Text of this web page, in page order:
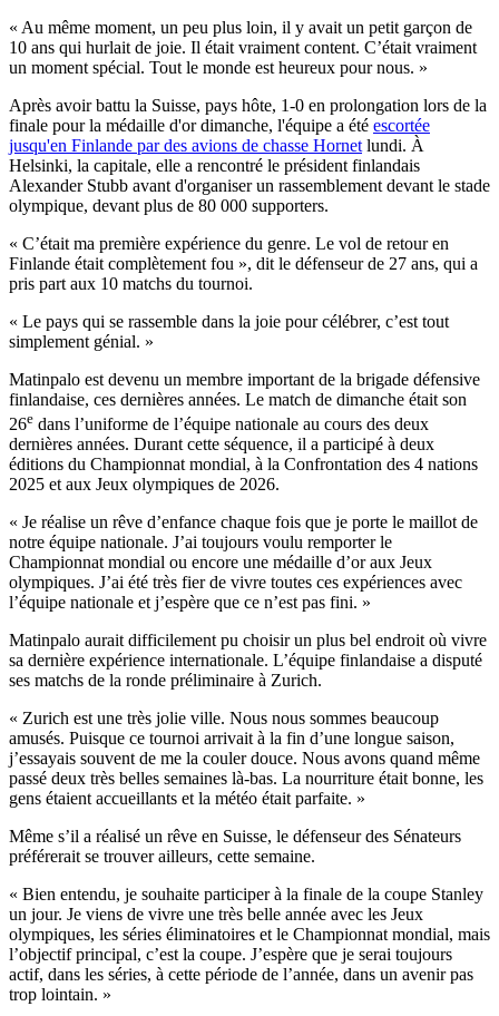
« Au même moment, un peu plus loin, il y avait un petit garçon de
10 ans qui hurlait de joie. Il était vraiment content. C’était vraiment
un moment spécial. Tout le monde est heureux pour nous. »
Après avoir battu la Suisse, pays hôte, 1-0 en prolongation lors de la
finale pour la médaille d'or dimanche, l'équipe a été escortée
jusqu'en Finlande par des avions de chasse Hornet lundi. À
Helsinki, la capitale, elle a rencontré le président finlandais
Alexander Stubb avant d'organiser un rassemblement devant le stade
olympique, devant plus de 80 000 supporters.
« C’était ma première expérience du genre. Le vol de retour en
Finlande était complètement fou », dit le défenseur de 27 ans, qui a
pris part aux 10 matchs du tournoi.
« Le pays qui se rassemble dans la joie pour célébrer, c’est tout
simplement génial. »
Matinpalo est devenu un membre important de la brigade défensive
finlandaise, ces dernières années. Le match de dimanche était son
26e dans l’uniforme de l’équipe nationale au cours des deux
dernières années. Durant cette séquence, il a participé à deux
éditions du Championnat mondial, à la Confrontation des 4 nations
2025 et aux Jeux olympiques de 2026.
« Je réalise un rêve d’enfance chaque fois que je porte le maillot de
notre équipe nationale. J’ai toujours voulu remporter le
Championnat mondial ou encore une médaille d’or aux Jeux
olympiques. J’ai été très fier de vivre toutes ces expériences avec
l’équipe nationale et j’espère que ce n’est pas fini. »
Matinpalo aurait difficilement pu choisir un plus bel endroit où vivre
sa dernière expérience internationale. L’équipe finlandaise a disputé
ses matchs de la ronde préliminaire à Zurich.
« Zurich est une très jolie ville. Nous nous sommes beaucoup
amusés. Puisque ce tournoi arrivait à la fin d’une longue saison,
j’essayais souvent de me la couler douce. Nous avons quand même
passé deux très belles semaines là-bas. La nourriture était bonne, les
gens étaient accueillants et la météo était parfaite. »
Même s’il a réalisé un rêve en Suisse, le défenseur des Sénateurs
préférerait se trouver ailleurs, cette semaine.
« Bien entendu, je souhaite participer à la finale de la coupe Stanley
un jour. Je viens de vivre une très belle année avec les Jeux
olympiques, les séries éliminatoires et le Championnat mondial, mais
l’objectif principal, c’est la coupe. J’espère que je serai toujours
actif, dans les séries, à cette période de l’année, dans un avenir pas
trop lointain. »